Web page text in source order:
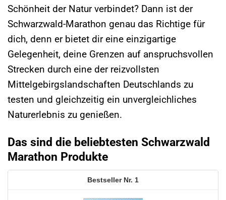
Schönheit der Natur verbindet? Dann ist der
Schwarzwald-Marathon genau das Richtige für
dich, denn er bietet dir eine einzigartige
Gelegenheit, deine Grenzen auf anspruchsvollen
Strecken durch eine der reizvollsten
Mittelgebirgslandschaften Deutschlands zu
testen und gleichzeitig ein unvergleichliches
Naturerlebnis zu genießen.
Das sind die beliebtesten Schwarzwald
Marathon Produkte
1